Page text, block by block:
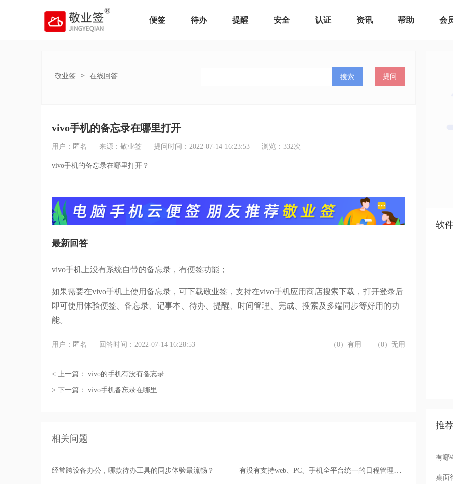
便签 待办 提醒 安全 认证 资讯 帮助 会
敬业签 > 在线回答 搜索 提问
vivo手机的备忘录在哪里打开
用户：匿名 来源：敬业签 提问时间：2022-07-14 16:23:53 浏览： 332次
vivo手机的备忘录在哪里打开？
最新回答
vivo手机上没有系统自带的备忘录，有便签功能；
如果需要在vivo手机上使用备忘录，可下载敬业签，支持在vivo手机应用商店搜索下载，打开登录后
即可使用体验便签、备忘录、记事本、待办、提醒、时间管理、完成、搜索及多端同步等好用的功
能。
用户：匿名 回答时间：2022-07-14 16:28:53 （0）有用 （0）无用
< 上一篇： vivo的手机有没有备忘录
> 下一篇： vivo手机备忘录在哪里
相关问题
经常跨设备办公，哪款待办工具的同步体验最流畅？ 有没有支持web、PC、手机全平台统一的日程管理工具？
软
推
有哪
桌面